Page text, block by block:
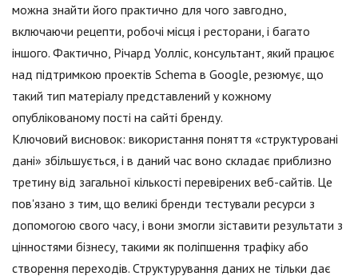
можна знайти його практично для чого завгодно,
включаючи рецепти, робочі місця і ресторани, і багато
іншого. Фактично, Річард Уолліс, консультант, який працює
над підтримкою проектів Schema в Google, резюмує, що
такий тип матеріалу представлений у кожному
опублікованому пості на сайті бренду.
Ключовий висновок: використання поняття «структуровані
дані» збільшується, і в даний час воно складає приблизно
третину від загальної кількості перевірених веб-сайтів. Це
пов'язано з тим, що великі бренди тестували ресурси з
допомогою свого часу, і вони змогли зіставити результати з
цінностями бізнесу, такими як поліпшення трафіку або
створення переходів. Структурування даних не тільки дає